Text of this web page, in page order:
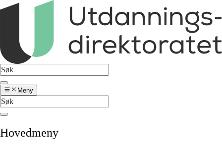
Meny
Hovedmeny